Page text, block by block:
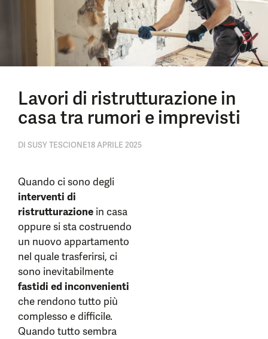
Lavori di ristrutturazione in
casa tra rumori e imprevisti
DI SUSY TESCIONE18 APRILE 2025
Quando ci sono degli
interventi di
ristrutturazione in casa
oppure si sta costruendo
un nuovo appartamento
nel quale trasferirsi, ci
sono inevitabilmente
fastidi ed inconvenienti
che rendono tutto più
complesso e difficile.
Quando tutto sembra